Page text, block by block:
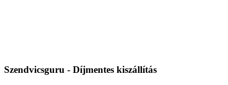
Szendvicsguru - Díjmentes kiszállítás